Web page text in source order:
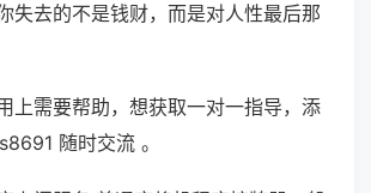
失去的不是钱财，而是对人性最后那
上需要帮助，想获取一对一指导，添
随时交流 。